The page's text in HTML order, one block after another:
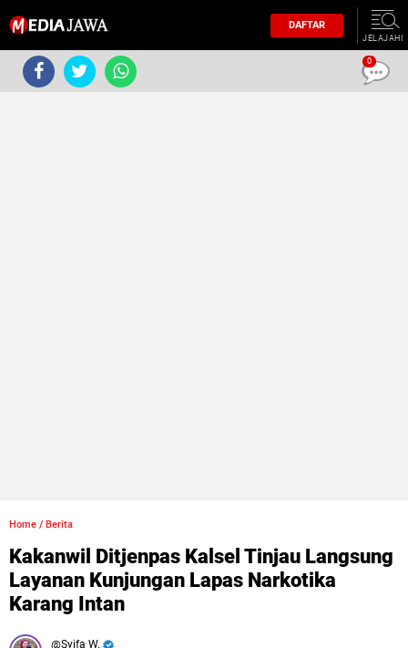
DAFTAR
JELAJAHI
Home / Berita
Kakanwil Ditjenpas Kalsel Tinjau Langsung
Layanan Kunjungan Lapas Narkotika
Karang Intan
Syifa W.
0